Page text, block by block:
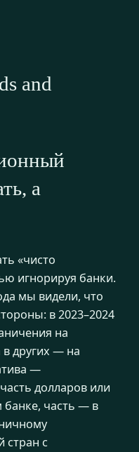
and
а
«чисто
игнорируя банки.
мы видели, что
в 2023–2024
на
других — на
—
долларов или
банке, часть — в
стран с